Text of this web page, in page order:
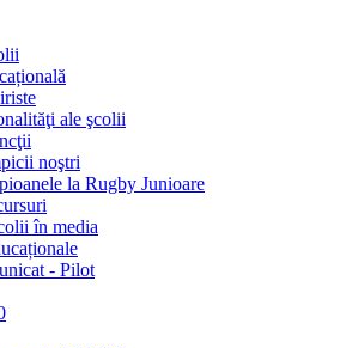
ale şcolii
noştri
la Rugby Junioare
în media
- Pilot